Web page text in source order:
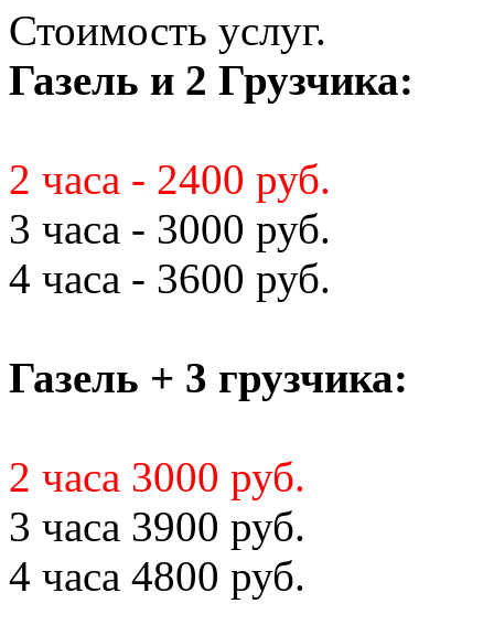
Стоимость услуг.
Газель и 2 Грузчика:
2 часа - 2400 руб.
3 часа - 3000 руб.
4 часа - 3600 руб.
Газель + 3 грузчика:
2 часа 3000 руб.
3 часа 3900 руб.
4 часа 4800 руб.